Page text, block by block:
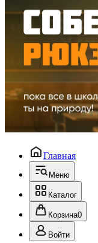
Главная
Меню
Каталог
Корзина0
Войти